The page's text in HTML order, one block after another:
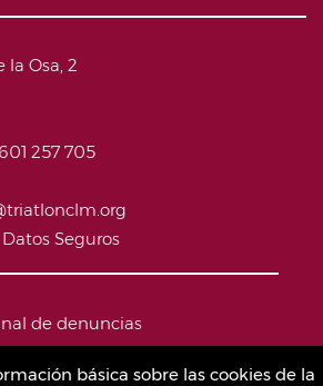
básica sobre las cookies de la
Osa, 2
257 705
Datos Seguros
de denuncias